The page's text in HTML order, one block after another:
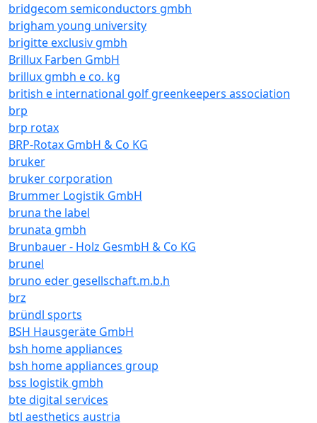
bridgecom semiconductors gmbh
brigham young university
brigitte exclusiv gmbh
Brillux Farben GmbH
brillux gmbh e co. kg
british e international golf greenkeepers association
brp
brp rotax
BRP-Rotax GmbH & Co KG
bruker
bruker corporation
Brummer Logistik GmbH
bruna the label
brunata gmbh
Brunbauer - Holz GesmbH & Co KG
brunel
bruno eder gesellschaft.m.b.h
brz
bründl sports
BSH Hausgeräte GmbH
bsh home appliances
bsh home appliances group
bss logistik gmbh
bte digital services
btl aesthetics austria